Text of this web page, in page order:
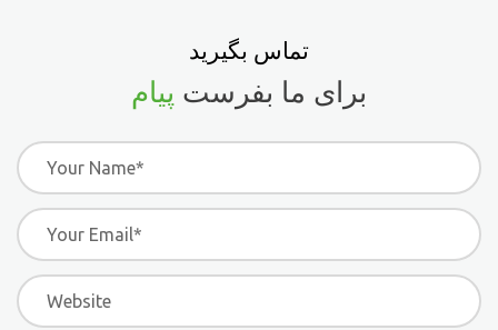
تماس بگیرید
برای ما بفرست پیام